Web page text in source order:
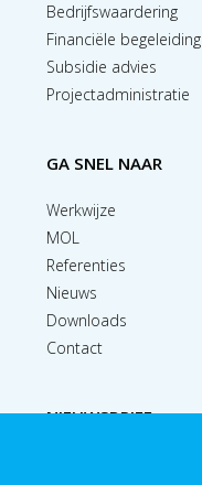
Bedrijfswaardering
Financiële begeleiding
Subsidie advies
Projectadministratie
GA SNEL NAAR
Werkwijze
MOL
Referenties
Nieuws
Downloads
Contact
NIEUWSBRIEF